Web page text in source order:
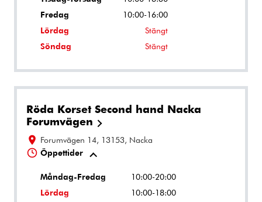
Fredag
10:00-16:00
Lördag
Stängt
Söndag
Stängt
Röda Korset Second hand Nacka
Forumvägen
Forumvägen 14, 13153, Nacka
Öppettider
Måndag-Fredag
10:00-20:00
Lördag
10:00-18:00